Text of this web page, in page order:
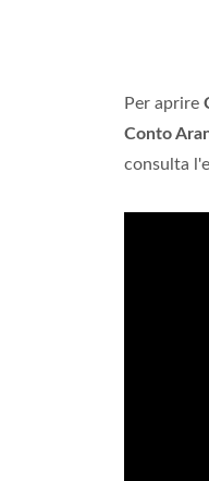
Per aprire
Conto
consulta